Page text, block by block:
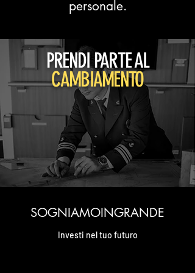
personale.
PRENDI PARTE AL
CAMBIAMENTO
SOGNIAMOINGRANDE
Investi nel tuo futuro